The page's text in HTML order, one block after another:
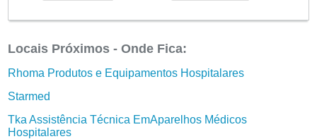
Locais Próximos - Onde Fica:
Rhoma Produtos e Equipamentos Hospitalares
Starmed
Tka Assistência Técnica EmAparelhos Médicos
Hospitalares